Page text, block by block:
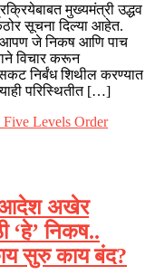
मुख्यमंत्री उद्धव
सूचना दिल्या आहेत.
आपण जे निकष आणि पाच
विचार करून
निर्बंध शिथील करण्यात
परिस्थितीत […]
आदेश अखेर
‘हे’ निकष..
सुरु काय बंद?